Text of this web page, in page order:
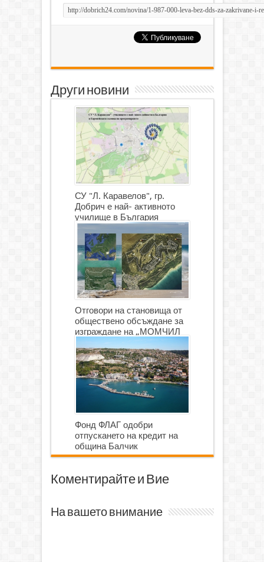
Други новини
СУ "Л. Каравелов", гр.
Добрич е най- активното
училище в България
Отговори на становища от
обществено обсъждане за
изграждане на „МОМЧИЛ
ГОЛФ И ГОЛФ ИГРИЩЕ”
Фонд ФЛАГ одобри
отпускането на кредит на
община Балчик
Коментирайте и Вие
На вашето внимание